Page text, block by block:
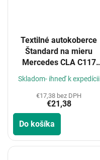
Textilné autokoberce
Štandard na mieru
Mercedes CLA C117
2013-2019
Skladom- ihneď k expedícii
€17,38 bez DPH
€21,38
Do košíka